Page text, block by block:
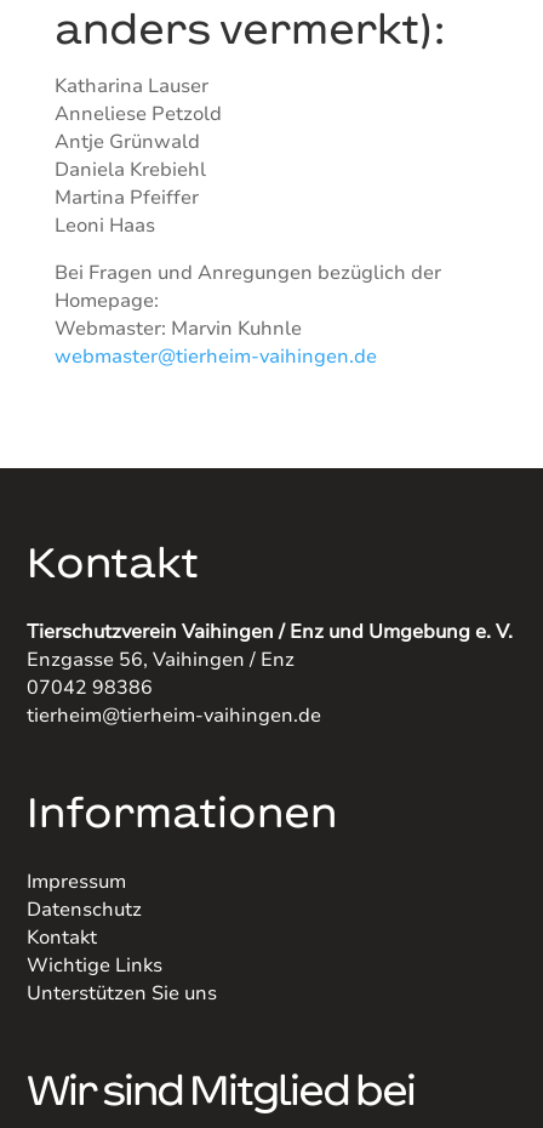
anders vermerkt):
Katharina Lauser
Anneliese Petzold
Antje Grünwald
Daniela Krebiehl
Martina Pfeiffer
Leoni Haas
Bei Fragen und Anregungen bezüglich der
Homepage:
Webmaster: Marvin Kuhnle
webmaster@tierheim-vaihingen.de
Kontakt
Tierschutzverein Vaihingen / Enz und Umgebung e. V.
Enzgasse 56, Vaihingen / Enz
07042 98386
tierheim@tierheim-vaihingen.de
Informationen
Impressum
Datenschutz
Kontakt
Wichtige Links
Unterstützen Sie uns
Wir sind Mitglied bei